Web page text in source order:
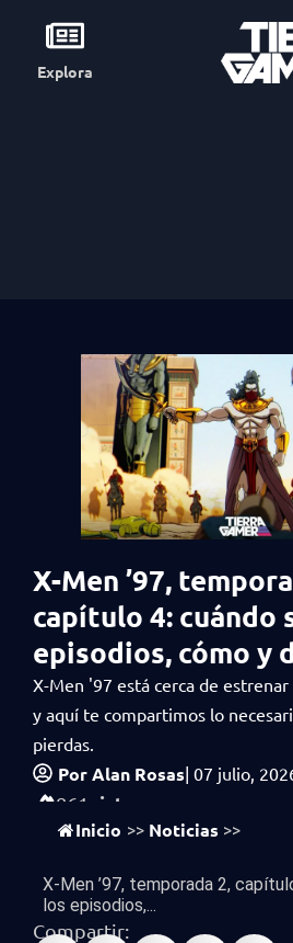
Explora
X-Men ’97,
capítulo 4: cuándo
episodios, cómo y
X-Men '97 está cerca de
y aquí te compartimos lo
pierdas.
PorAlan Rosas| 07 julio,
861 vistas
Inicio >> Noticias >>
X-Men ’97, temporada 2,
los episodios,...
Compartir: